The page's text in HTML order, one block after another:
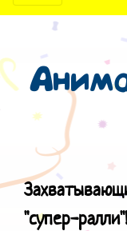
"cупер-